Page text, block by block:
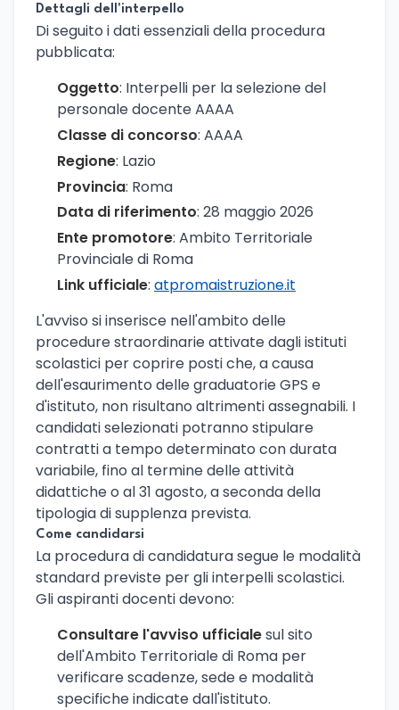
Dettagli dell'interpello
Di seguito i dati essenziali della procedura
pubblicata:
Oggetto: Interpelli per la selezione del
personale docente AAAA
Classe di concorso: AAAA
Regione: Lazio
Provincia: Roma
Data di riferimento: 28 maggio 2026
Ente promotore: Ambito Territoriale
Provinciale di Roma
Link ufficiale: atpromaistruzione.it
L'avviso si inserisce nell'ambito delle
procedure straordinarie attivate dagli istituti
scolastici per coprire posti che, a causa
dell'esaurimento delle graduatorie GPS e
d'istituto, non risultano altrimenti assegnabili. I
candidati selezionati potranno stipulare
contratti a tempo determinato con durata
variabile, fino al termine delle attività
didattiche o al 31 agosto, a seconda della
tipologia di supplenza prevista.
Come candidarsi
La procedura di candidatura segue le modalità
standard previste per gli interpelli scolastici.
Gli aspiranti docenti devono:
Consultare l'avviso ufficialesul sito
dell'Ambito Territoriale di Roma per
verificare scadenze, sede e modalità
specifiche indicate dall'istituto.